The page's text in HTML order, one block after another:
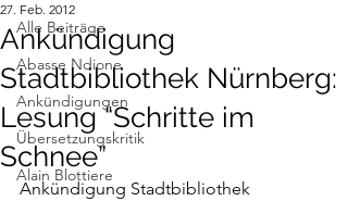
Alle Beiträge
Abasse Ndione
Ankündigungen
Übersetzungskritik
Alain Blottiere
Ankündigung
Stadtbibliothek Nürnberg:
Lesung “Schritte im
Schnee”
27. Feb. 2012
Ankündigung Stadtbibliothek